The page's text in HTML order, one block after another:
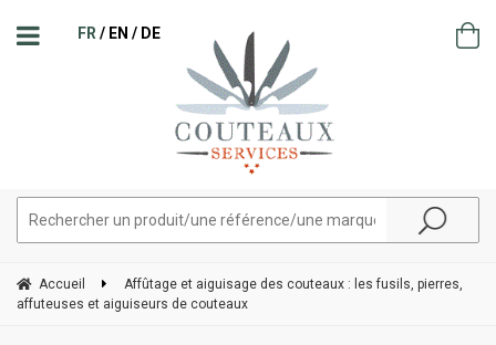
FR EN DE
Accueil
Affûtage et aiguisage des couteaux : les fusils, pierres,
affuteuses et aiguiseurs de couteaux